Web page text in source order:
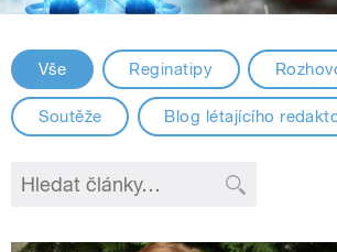
Vše Reginatipy
Soutěže Blog létajícího